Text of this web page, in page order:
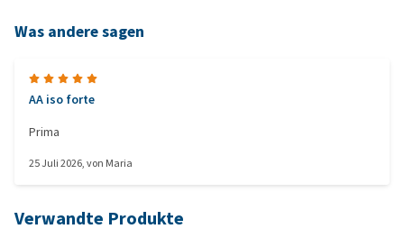
Was andere sagen
AA iso forte
Prima
25 Juli 2026, von Maria
Verwandte Produkte